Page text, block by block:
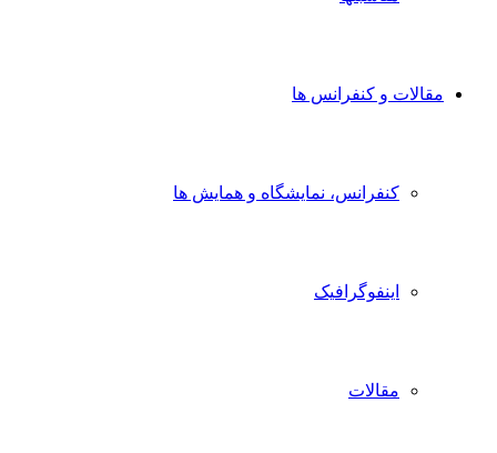
مقالات و کنفرانس ها
کنفرانس، نمایشگاه و همایش ها
اینفوگرافیک
مقالات